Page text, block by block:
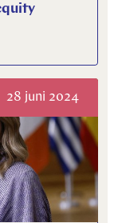
28 juni 2024